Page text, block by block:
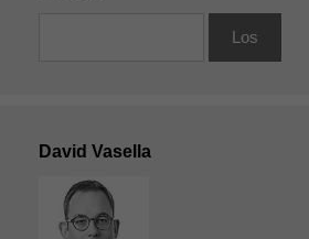
David Vasella